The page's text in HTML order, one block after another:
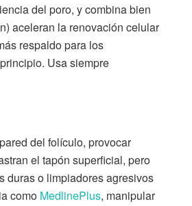
del poro, y combina bien
aceleran la renovación celular
respaldo para los
Usa siempre
del folículo, provocar
el tapón superficial, pero
duras o limpiadores agresivos
como MedlinePlus, manipular